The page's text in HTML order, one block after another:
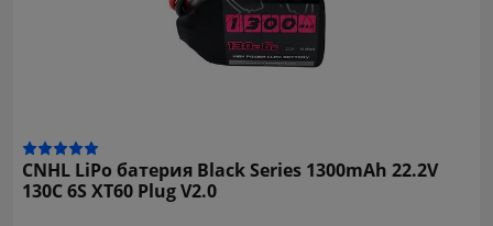
CNHL LiPo батерия Black Series 1300mAh 22.2V
130C 6S XT60 Plug V2.0